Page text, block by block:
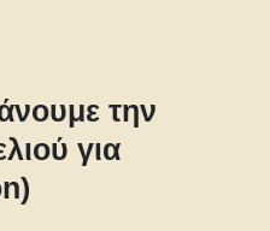
την
για